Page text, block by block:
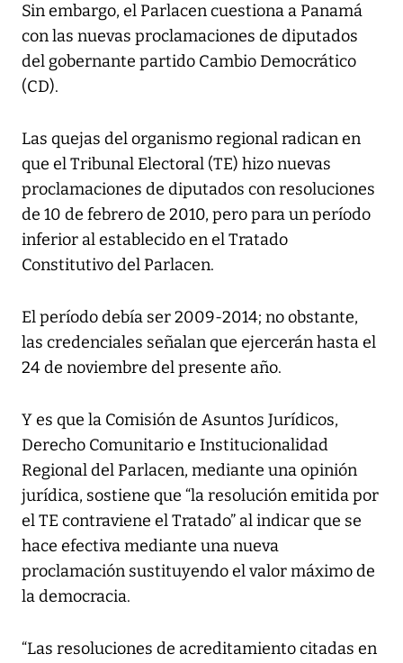
Sin embargo, el Parlacen cuestiona a Panamá
con las nuevas proclamaciones de diputados
del gobernante partido Cambio Democrático
(CD).
Las quejas del organismo regional radican en
que el Tribunal Electoral (TE) hizo nuevas
proclamaciones de diputados con resoluciones
de 10 de febrero de 2010, pero para un período
inferior al establecido en el Tratado
Constitutivo del Parlacen.
El período debía ser 2009-2014; no obstante,
las credenciales señalan que ejercerán hasta el
24 de noviembre del presente año.
Y es que la Comisión de Asuntos Jurídicos,
Derecho Comunitario e Institucionalidad
Regional del Parlacen, mediante una opinión
jurídica, sostiene que “la resolución emitida por
el TE contraviene el Tratado” al indicar que se
hace efectiva mediante una nueva
proclamación sustituyendo el valor máximo de
la democracia.
“Las resoluciones de acreditamiento citadas en